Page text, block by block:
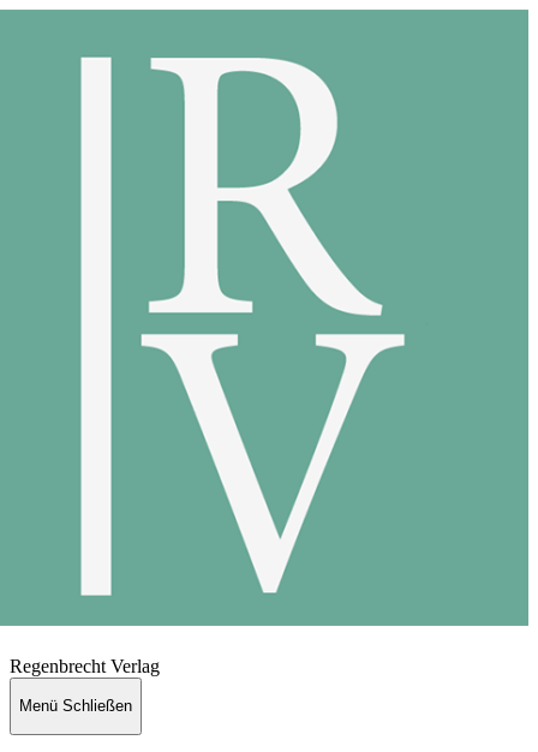
Regenbrecht Verlag
Menü Schließen